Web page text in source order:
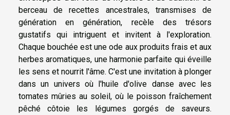
berceau de recettes ancestrales, transmises de
génération en génération, recèle des trésors
gustatifs qui intriguent et invitent à l'exploration.
Chaque bouchée est une ode aux produits frais et aux
herbes aromatiques, une harmonie parfaite qui éveille
les sens et nourrit l'âme. C'est une invitation à plonger
dans un univers où l'huile d'olive danse avec les
tomates mûries au soleil, où le poisson fraîchement
pêché côtoie les légumes gorgés de saveurs.